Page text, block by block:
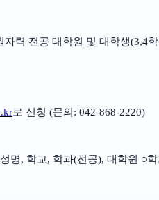
력 전공 대학원 및 대학생(3,4
로 신청 (문의: 042-868-2220)
성명, 학교, 학과(전공), 대학원 ○